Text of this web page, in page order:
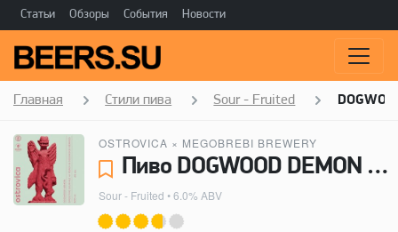
Статьи Обзоры События Новости
Главная Стили пива Sour - Fruited
OSTROVICA × MEGOBREBI BREWERY
Пиво DOGWOOD DEMON - Ostrovica, Megobrebi Brewery
Sour - Fruited • 6.0% ABV